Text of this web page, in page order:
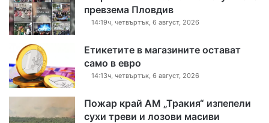
превзема Пловдив
14:19ч, четвъртък, 6 август, 2026
Етикетите в магазините остават
само в евро
14:13ч, четвъртък, 6 август, 2026
Пожар край АМ „Тракия“ изпепели
сухи треви и лозови масиви